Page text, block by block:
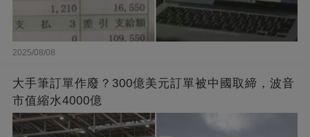
2025/08/08
大手筆訂單作廢？300億美元訂單被中國取締，波音
市值縮水4000億